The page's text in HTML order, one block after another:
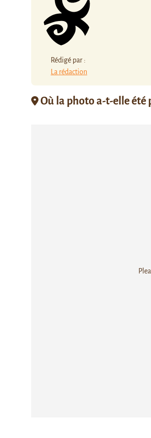
Rédigé par :
La rédaction
Où la photo a-t-elle été